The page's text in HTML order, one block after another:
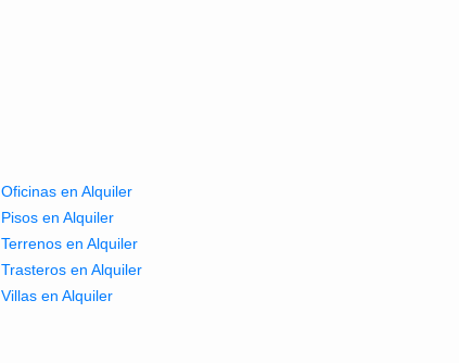
Oficinas en Alquiler
Pisos en Alquiler
Terrenos en Alquiler
Trasteros en Alquiler
Villas en Alquiler